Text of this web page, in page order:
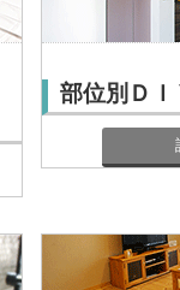
部位別Ｄ